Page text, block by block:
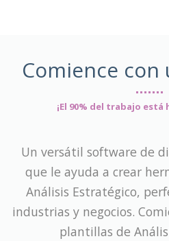
Comience
¡El 90% del trabajo
Un versátil software de
que le ayuda a crear
Análisis Estratégico,
industrias y negocios.
plantillas de